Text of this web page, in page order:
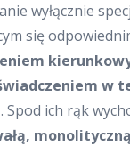
wyłącznie
się
w
. Spod ich rąk